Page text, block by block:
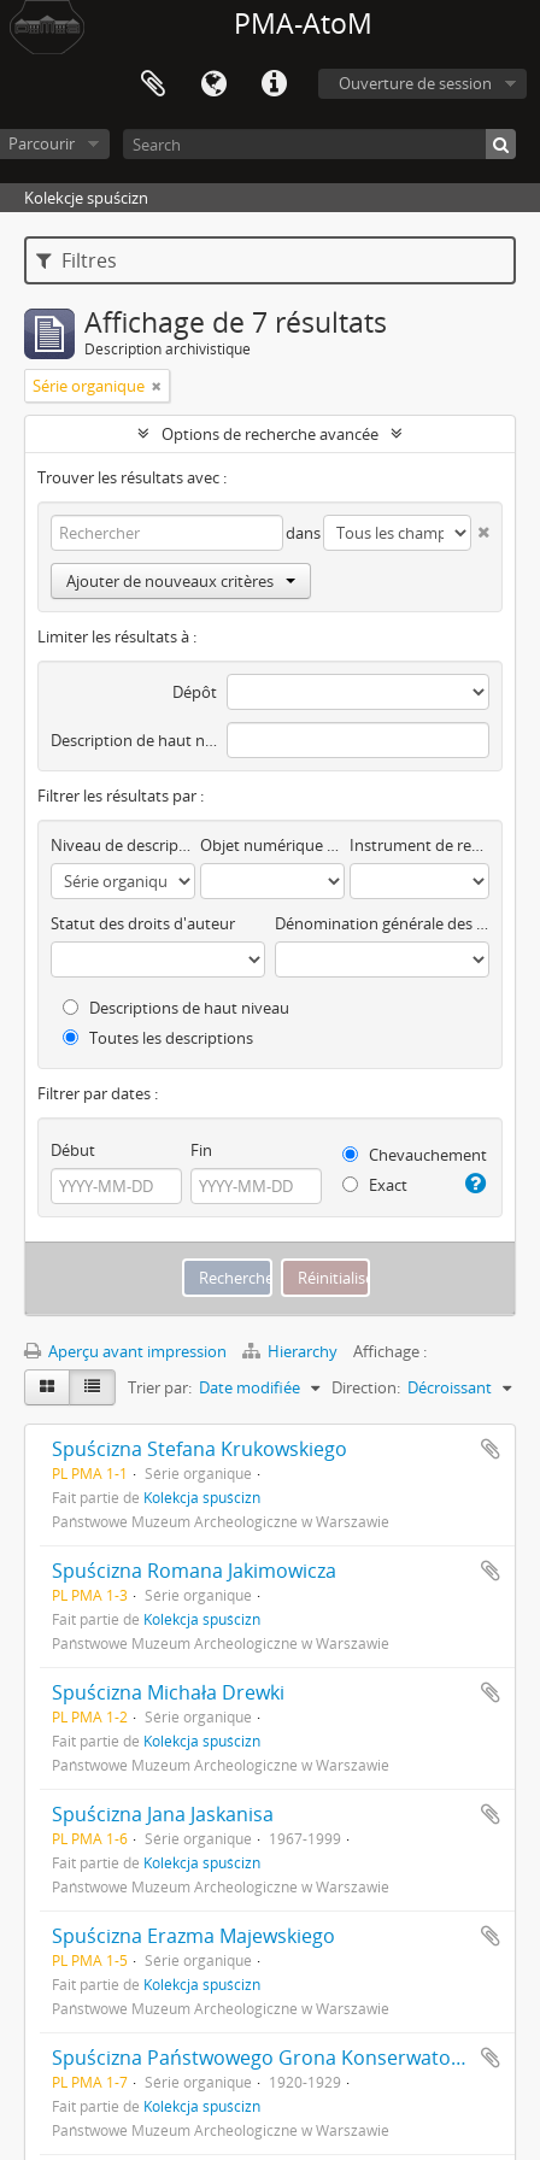
PMA-AtoM
Ouverture de session
Parcourir
Kolekcje spuścizn
Filtres
Affichage de 7 résultats
Description archivistique
Série organique
Options de recherche avancée
Trouver les résultats avec :
dans
Ajouter de nouveaux critères
Limiter les résultats à :
Dépôt
Description de haut niveau
Filtrer les résultats par :
Niveau de description Objet numérique disponible Instrument de recherche
Statut des droits d'auteur Dénomination générale des documents
Descriptions de haut niveau
Toutes les descriptions
Filtrer par dates :
Début Fin
Chevauchement
Exact
Aperçu avant impression Hierarchy
Affichage :
Trier par: Date modifiée Direction: Décroissant
Spuścizna Stefana Krukowskiego
PL PMA 1-1
Série organique
Fait partie de Kolekcja spuścizn
Państwowe Muzeum Archeologiczne w Warszawie
Spuścizna Romana Jakimowicza
PL PMA 1-3
Série organique
Fait partie de Kolekcja spuścizn
Państwowe Muzeum Archeologiczne w Warszawie
Spuścizna Michała Drewki
PL PMA 1-2
Série organique
Fait partie de Kolekcja spuścizn
Państwowe Muzeum Archeologiczne w Warszawie
Spuścizna Jana Jaskanisa
PL PMA 1-6 Série organique
1967-1999
Fait partie de Kolekcja spuścizn
Państwowe Muzeum Archeologiczne w Warszawie
Spuścizna Erazma Majewskiego
PL PMA 1-5
Série organique
Fait partie de Kolekcja spuścizn
Państwowe Muzeum Archeologiczne w Warszawie
Spuścizna Państwowego Grona Konserwatorów Zabytków Przedhistorycznych : Sprawy Urzędu Konserwatora Okręgowego Zabytków Przedhistorycznych w Lublinie
PL PMA 1-7 Série organique
1920-1929
Fait partie de Kolekcja spuścizn
Państwowe Muzeum Archeologiczne w Warszawie